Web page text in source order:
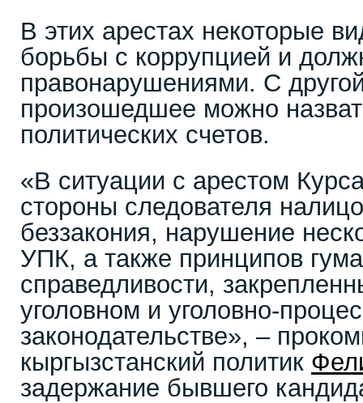
В этих арестах некоторые
борьбы с коррупцией и
правонарушениями. С
произошедшее можно
политических счетов.
«В ситуации с арестом
стороны следователя
беззакония, нарушение
УПК, а также принципов
справедливости,
уголовном и уголовно-
законодательстве», –
кыргызстанский политик
задержание бывшего